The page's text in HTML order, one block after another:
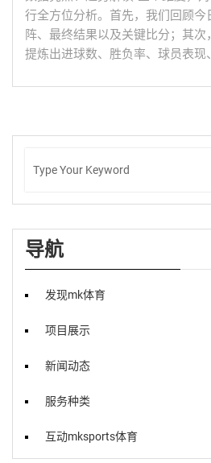
行全方位分析。首先，我们回顾
阵、最终结果以及关键比分；其次
提炼出进球数、胜负率、球员表现
导航
发现mk体育
项目展示
新闻动态
服务种类
互动mksports体育